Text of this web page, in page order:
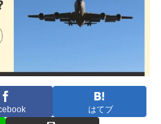
はてブ